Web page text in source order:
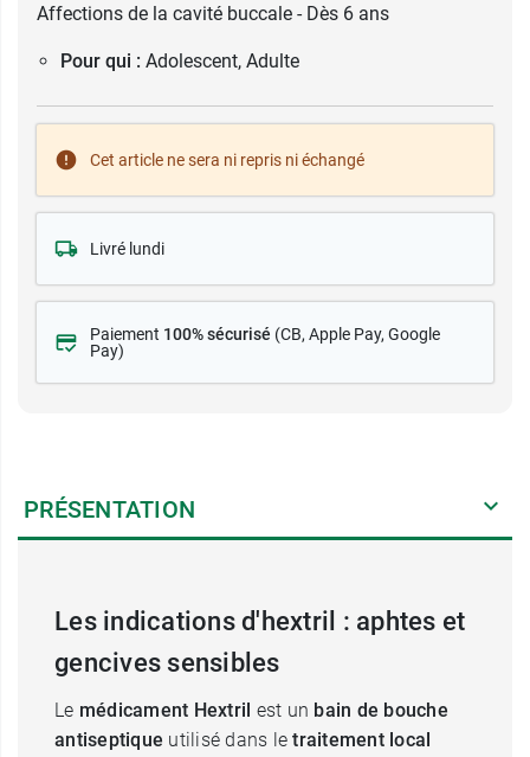
Affections de la cavité buccale - Dès 6 ans
Pour qui : Adolescent, Adulte
Cet article ne sera ni repris ni échangé
Livré lundi
Paiement 100% sécurisé (CB, Apple Pay, Google
Pay)
PRÉSENTATION
Les indications d'hextril : aphtes et
gencives sensibles
Le médicament Hextril est un bain de bouche
antiseptique utilisé dans letraitement local